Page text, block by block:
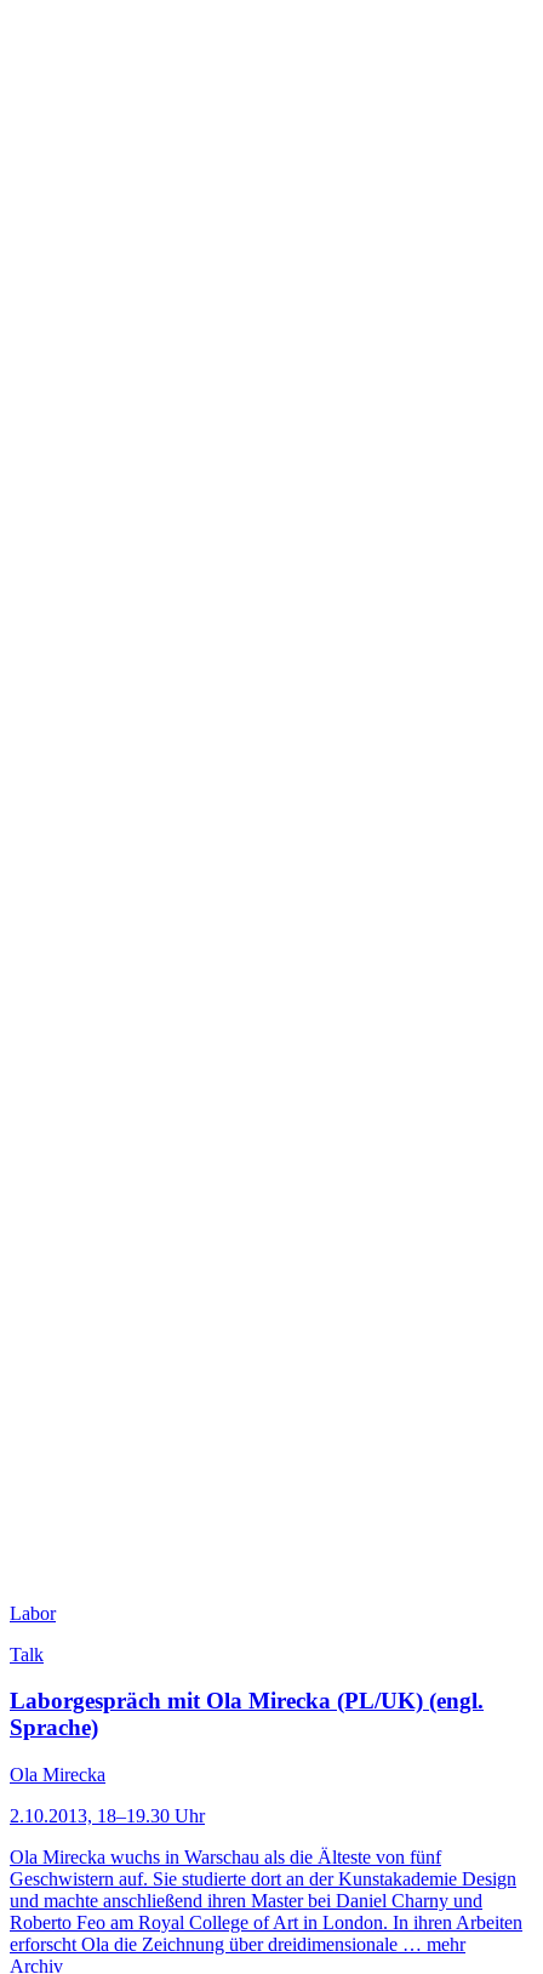
Labor
Talk
Laborgespräch mit Ola Mirecka (PL/UK) (engl.
Sprache)
Ola Mirecka
2.10.2013, 18–19.30 Uhr
Ola Mirecka wuchs in Warschau als die Älteste von fünf
Geschwistern auf. Sie studierte dort an der Kunstakademie Design
und machte anschließend ihren Master bei Daniel Charny und
Roberto Feo am Royal College of Art in London. In ihren Arbeiten
erforscht Ola die Zeichnung über dreidimensionale … mehr
Archiv